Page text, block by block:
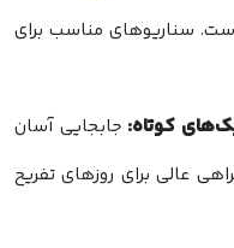
سناریوهای مناسب برای
کوتاه: جابجایی آسان
عالی برای روزهای تفریح